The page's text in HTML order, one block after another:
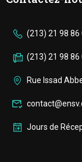
(213) 21 98 86
(213) 21 98 86
Rue Issad
Jours de